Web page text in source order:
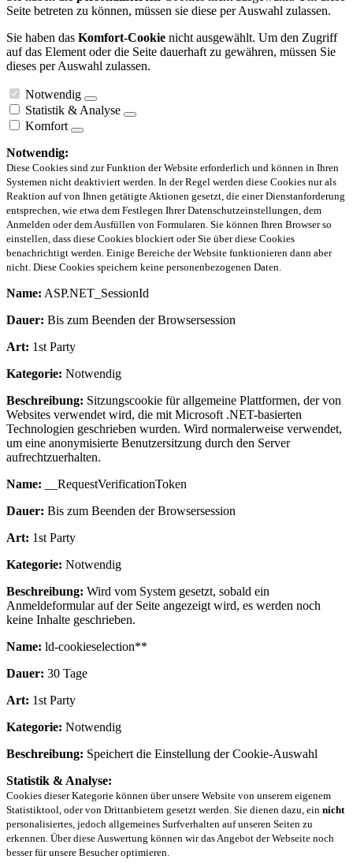
Seite betreten zu können, müssen sie diese per Auswahl zulassen.
Sie haben das Komfort-Cookie nicht ausgewählt. Um den Zugriff
auf das Element oder die Seite dauerhaft zu gewähren, müssen Sie
dieses per Auswahl zulassen.
Notwendig
Statistik & Analyse
Komfort
Notwendig:
Diese Cookies sind zur Funktion der Website erforderlich und können in Ihren
Systemen nicht deaktiviert werden. In der Regel werden diese Cookies nur als
Reaktion auf von Ihnen getätigte Aktionen gesetzt, die einer Dienstanforderung
entsprechen, wie etwa dem Festlegen Ihrer Datenschutzeinstellungen, dem
Anmelden oder dem Ausfüllen von Formularen. Sie können Ihren Browser so
einstellen, dass diese Cookies blockiert oder Sie über diese Cookies
benachrichtigt werden. Einige Bereiche der Website funktionieren dann aber
nicht. Diese Cookies speichern keine personenbezogenen Daten.
Name: ASP.NET_SessionId
Dauer: Bis zum Beenden der Browsersession
Art: 1st Party
Kategorie: Notwendig
Beschreibung: Sitzungscookie für allgemeine Plattformen, der von
Websites verwendet wird, die mit Microsoft .NET-basierten
Technologien geschrieben wurden. Wird normalerweise verwendet,
um eine anonymisierte Benutzersitzung durch den Server
aufrechtzuerhalten.
Name: __RequestVerificationToken
Dauer: Bis zum Beenden der Browsersession
Art: 1st Party
Kategorie: Notwendig
Beschreibung: Wird vom System gesetzt, sobald ein
Anmeldeformular auf der Seite angezeigt wird, es werden noch
keine Inhalte geschrieben.
Name: ld-cookieselection**
Dauer: 30 Tage
Art: 1st Party
Kategorie: Notwendig
Beschreibung: Speichert die Einstellung der Cookie-Auswahl
Statistik & Analyse:
Cookies dieser Kategorie können über unsere Website von unserem eigenem
Statistiktool, oder von Drittanbietern gesetzt werden. Sie dienen dazu, ein nicht
personalisiertes, jedoch allgemeines Surfverhalten auf unseren Seiten zu
erkennen. Über diese Auswertung können wir das Angebot der Webseite noch
besser für unsere Besucher optimieren.